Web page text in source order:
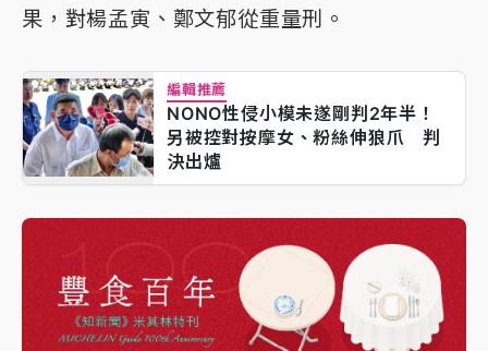
果，對楊孟寅、鄭文郁從重量刑。
編輯推薦
NONO性侵小模未遂剛判2年半！
另被控對按摩女、粉絲伸狼爪 判
決出爐